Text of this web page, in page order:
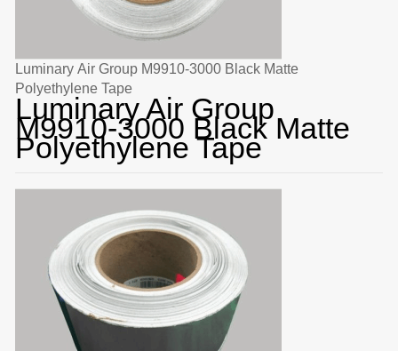
Luminary Air Group M9910-3000 Black Matte
Polyethylene Tape
Luminary Air Group
M9910-3000 Black Matte
Polyethylene Tape